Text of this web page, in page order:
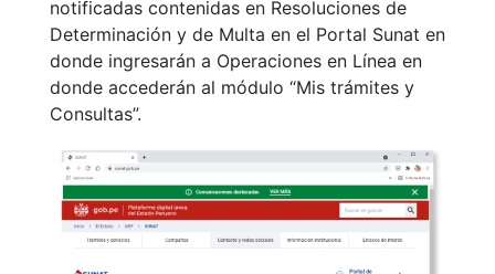
notificadas contenidas en Resoluciones de
Determinación y de Multa en el Portal Sunat en
donde ingresarán a Operaciones en Línea en
donde accederán al módulo “Mis trámites y
Consultas”.